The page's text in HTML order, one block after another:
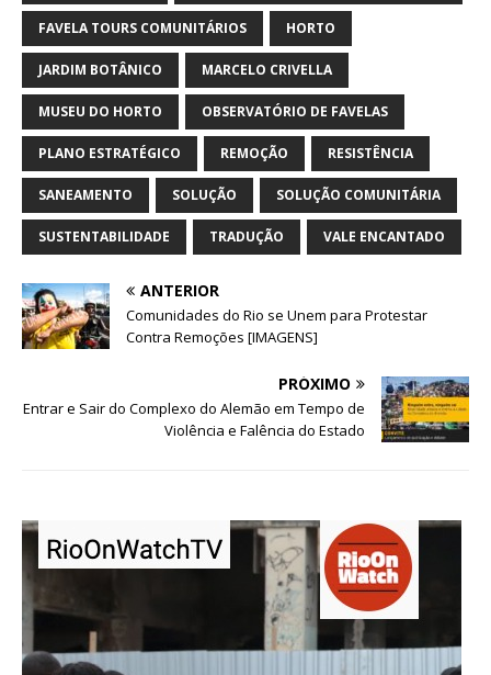
FAVELA TOURS COMUNITÁRIOS HORTO
JARDIM BOTÂNICO MARCELO CRIVELLA
MUSEU DO HORTO OBSERVATÓRIO DE FAVELAS
PLANO ESTRATÉGICO REMOÇÃO RESISTÊNCIA
SANEAMENTO SOLUÇÃO SOLUÇÃO COMUNITÁRIA
SUSTENTABILIDADE TRADUÇÃO VALE ENCANTADO
ANTERIOR
Comunidades do Rio se Unem para Protestar
Contra Remoções [IMAGENS]
PRÓXIMO
Entrar e Sair do Complexo do Alemão em Tempo de
Violência e Falência do Estado